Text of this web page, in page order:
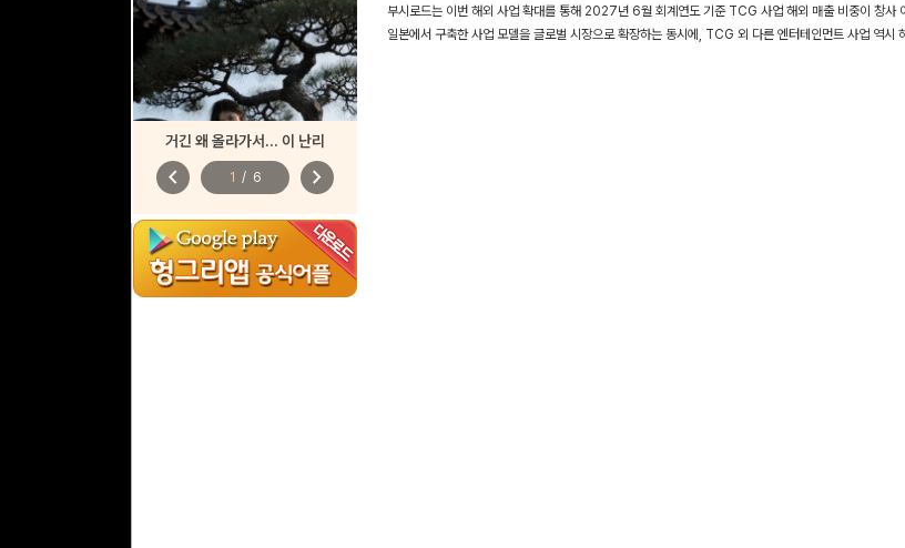
거긴 왜 올라가서... 이 난리
chevron_left 1 / 6 chevron_right
부시로드는 이번 해외 사업 확대를 통해 2027년 6월 회계연도 기준 TCG 사업 해외 매출 비중이 창사
일본에서 구축한 사업 모델을 글로벌 시장으로 확장하는 동시에, TCG 외 다른 엔터테인먼트 사업 역시